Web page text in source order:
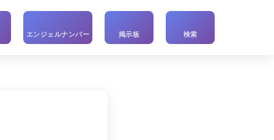
エンジェルナンバー 掲示板 検索